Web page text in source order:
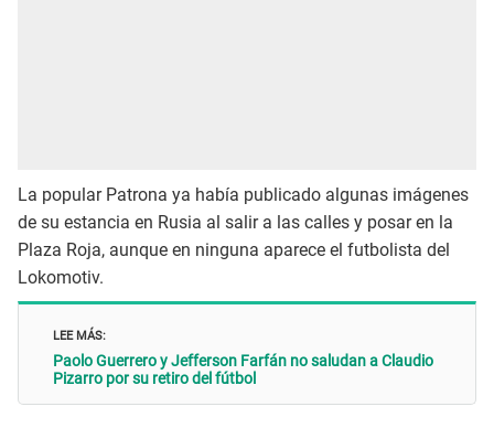
La popular Patrona ya había publicado algunas imágenes
de su estancia en Rusia al salir a las calles y posar en la
Plaza Roja, aunque en ninguna aparece el futbolista del
Lokomotiv.
LEE MÁS:
Paolo Guerrero y Jefferson Farfán no saludan a Claudio
Pizarro por su retiro del fútbol